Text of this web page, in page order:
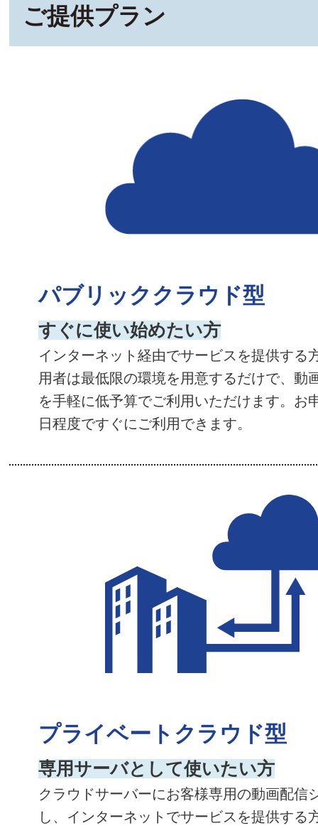
ご提供プラン
パブリッククラウド型
すぐに使い始めたい方
インターネット経由でサービスを提供する
用者は最低限の環境を用意するだけで、動
を手軽に低予算でご利用いただけます。お
日程度ですぐにご利用できます。
プライベートクラウド型
専用サーバとして使いたい方
クラウドサーバーにお客様専用の動画配信
し、インターネットでサービスを提供する